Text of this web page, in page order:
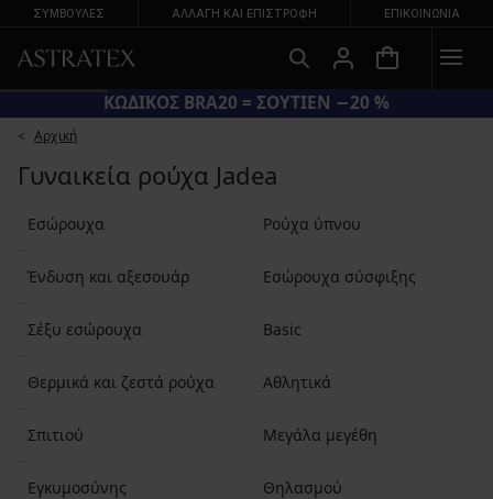
ΣΥΜΒΟΥΛΕΣ ΑΛΛΑΓΉ ΚΑΙ ΕΠΙΣΤΡΟΦΉ ΕΠΙΚΟΙΝΩΝΊΑ
ΚΩΔΙΚΟΣ BRA20 = ΣΟΥΤΙΕΝ −20 %
Αρχική
Γυναικεία ρούχα Jadea
Εσώρουχα Ρούχα ύπνου
Ένδυση και αξεσουάρ Εσώρουχα σύσφιξης
Σέξυ εσώρουχα Basic
Θερμικά και ζεστά ρούχα Αθλητικά
Σπιτιού Μεγάλα μεγέθη
Εγκυμοσύνης Θηλασμού